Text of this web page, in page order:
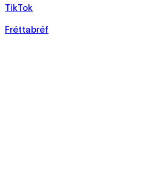
TikTok
Fréttabréf